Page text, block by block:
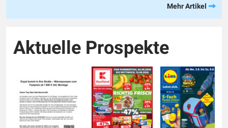
Mehr Artikel
Aktuelle Prospekte